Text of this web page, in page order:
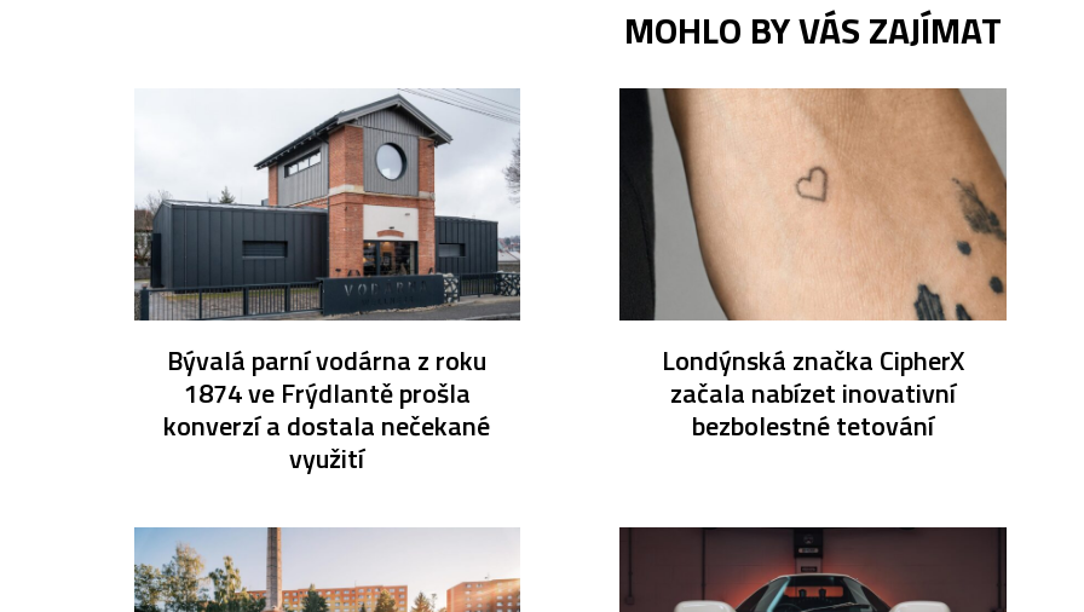
MOHLO BY VÁS ZAJÍMAT
Bývalá parní vodárna z roku
1874 ve Frýdlantě prošla
konverzí a dostala nečekané
využití
Londýnská značka CipherX
začala nabízet inovativní
bezbolestné tetování